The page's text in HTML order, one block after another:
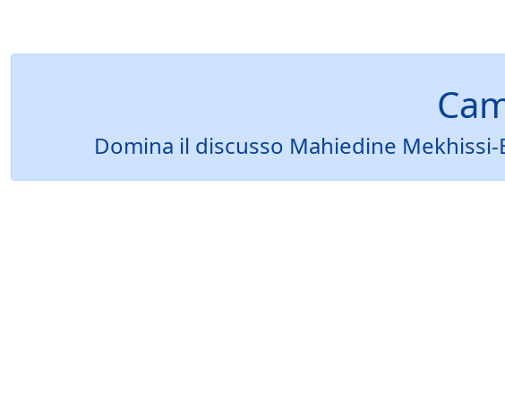
Domina il discusso Mahiedine